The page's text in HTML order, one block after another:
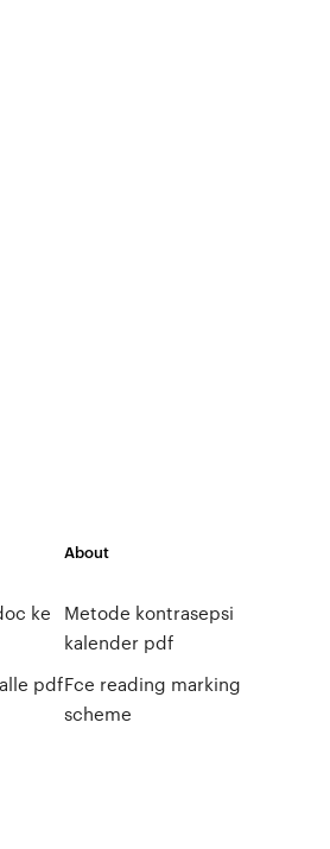
ke
pdf
About
Metode kontrasepsi
kalender pdf
Fce reading marking
scheme